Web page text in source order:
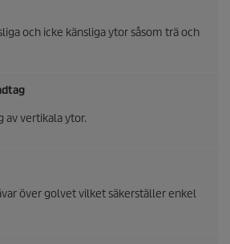
och icke känsliga ytor såsom trä och
av vertikala ytor.
över golvet vilket säkerställer enkel